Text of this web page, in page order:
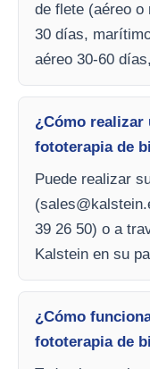
de flete (aéreo
30 días,
aéreo 30-60
¿Cómo realizar
fototerapia de
Puede realizar
(
39 26 50) o a
Kalstein en su
¿Cómo
fototerapia de